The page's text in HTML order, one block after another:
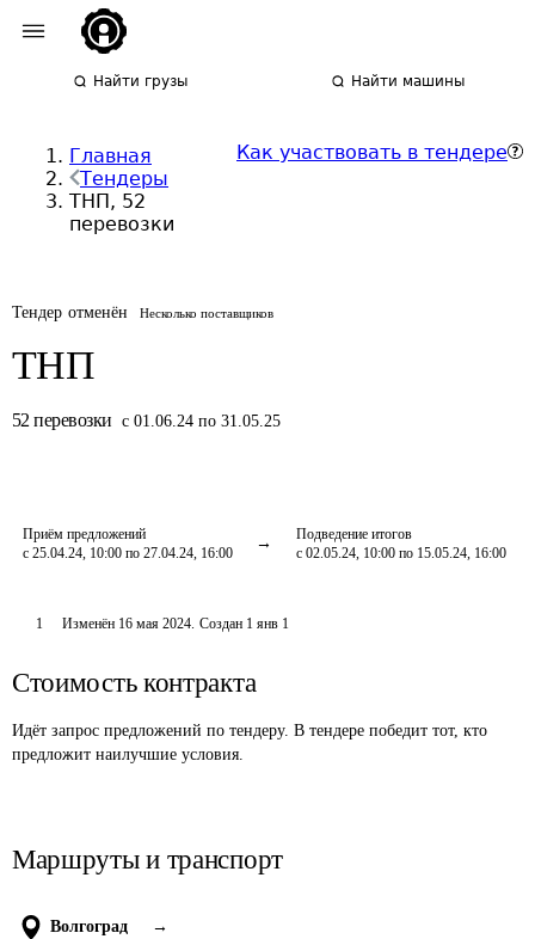
Найти грузы Найти машины
Главная
Тендеры
ТНП, 52
перевозки
Как участвовать в тендере
Тендер отменён Несколько поставщиков
ТНП
52 перевозки с 01.06.24 по 31.05.25
Приём предложений
с 25.04.24, 10:00 по 27.04.24, 16:00
Подведение итогов
с 02.05.24, 10:00 по 15.05.24, 16:00
1 Изменён 16 мая 2024. Создан 1 янв 1
Стоимость контракта
Идёт запрос предложений по тендеру. В тендере победит тот, кто
предложит наилучшие условия.
Маршруты и транспорт
Волгоград →